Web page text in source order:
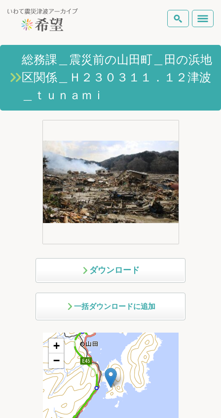
いわて震災津波アーカイブとは
岩手県の被害状況
Foreign Laguage
検索
テーマから探す 地図から探す
総務課＿震災前の山田町＿田の浜地
区関係＿Ｈ２３０３１１．１２津波
＿ｔｕｎａｍｉ
ダウンロード
一括ダウンロードに追加
+
−